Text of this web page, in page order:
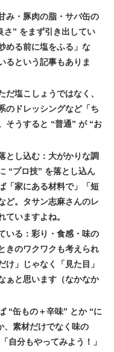
み・豚肉の脂・サバ缶の
さ” をまず引き出してい
める前に塩をふる」な
るという記事もありま
塩こしょうではなく、
のドレッシングなど「ち
そうすると “普通” が “お
とし込む：大がかりな調
“プロ技” を落とし込ん
「家にある材料で」「短
ど。タサン志麻さんのレ
ていますよね。
いる：彩り・食感・味の
きのワクワクも考えられ
」じゃなく「見た目」
ぁと思います（なかなか
“缶もの＋辛味” とか “に
、素材だけでなく味の
自分もやってみよう！」